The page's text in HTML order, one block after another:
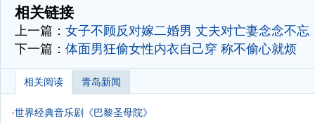
相关链接
上一篇： 女子不顾反对嫁二婚男 丈夫对亡妻念念不忘
下一篇： 体面男狂偷女性内衣自己穿 称不偷心就烦
相关阅读 青岛新闻
·世界经典音乐剧《巴黎圣母院》